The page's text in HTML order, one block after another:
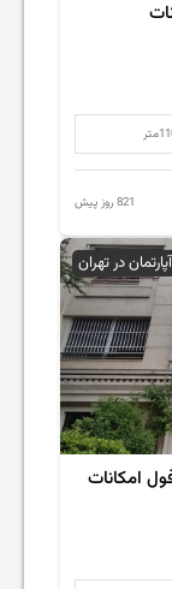
متر
821 روز پیش
در تهران